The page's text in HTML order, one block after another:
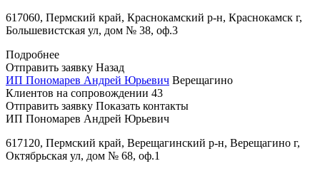
617060, Пермский край, Краснокамский р-н, Краснокамск г,
Большевистская ул, дом № 38, оф.3
Подробнее
Отправить заявку Назад
ИП Пономарев Андрей Юрьевич Верещагино
Клиентов на сопровождении 43
Отправить заявку Показать контакты
ИП Пономарев Андрей Юрьевич
617120, Пермский край, Верещагинский р-н, Верещагино г,
Октябрьская ул, дом № 68, оф.1